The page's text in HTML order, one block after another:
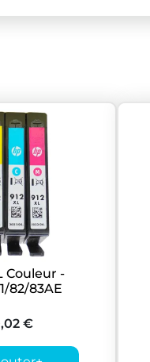
Couleur -
82/83AE
€